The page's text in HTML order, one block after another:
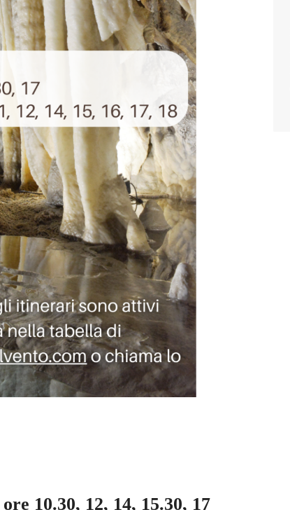
10.30, 12, 14, 15.30, 17